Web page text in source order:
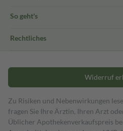
So geht's
Rechtliches
Widerruf
Zu Risiken und Nebenwirkungen
fragen Sie Ihre Ärztin, Ihren Arzt
Üblicher Apothekenverkaufspreis